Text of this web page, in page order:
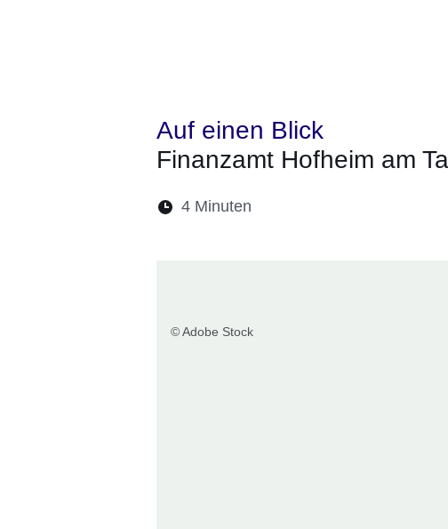
Auf einen Blick
Finanzamt Hofheim am
Lesedauer:
4 Minuten
© Adobe Stock